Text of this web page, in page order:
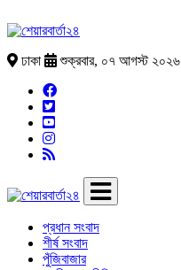
ঢাকা শুক্রবার, ০৭ আগস্ট ২০২৬
প্রধান সংবাদ
শীর্ষ সংবাদ
পুঁজিবাজার